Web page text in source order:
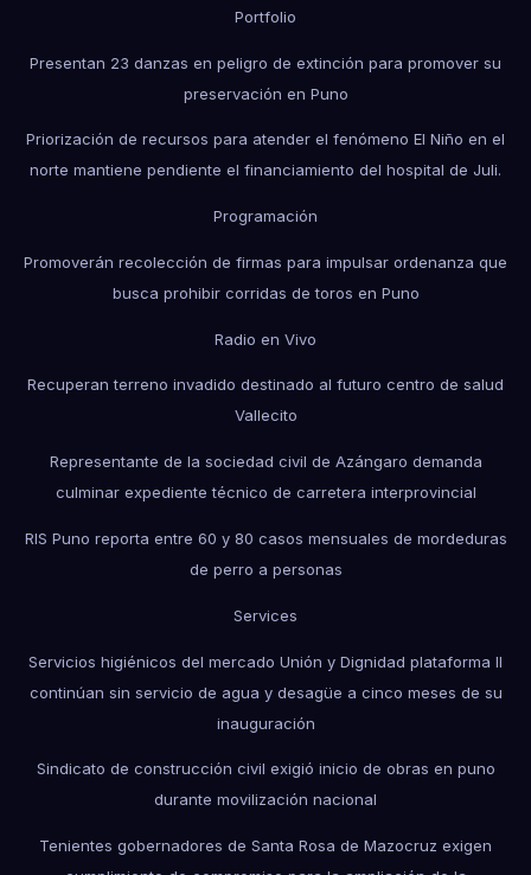
Portfolio
Presentan 23 danzas en peligro de extinción para promover su
preservación en Puno
Priorización de recursos para atender el fenómeno El Niño en el
norte mantiene pendiente el financiamiento del hospital de Juli.
Programación
Promoverán recolección de firmas para impulsar ordenanza que
busca prohibir corridas de toros en Puno
Radio en Vivo
Recuperan terreno invadido destinado al futuro centro de salud
Vallecito
Representante de la sociedad civil de Azángaro demanda
culminar expediente técnico de carretera interprovincial
RIS Puno reporta entre 60 y 80 casos mensuales de mordeduras
de perro a personas
Services
Servicios higiénicos del mercado Unión y Dignidad plataforma II
continúan sin servicio de agua y desagüe a cinco meses de su
inauguración
Sindicato de construcción civil exigió inicio de obras en puno
durante movilización nacional
Tenientes gobernadores de Santa Rosa de Mazocruz exigen